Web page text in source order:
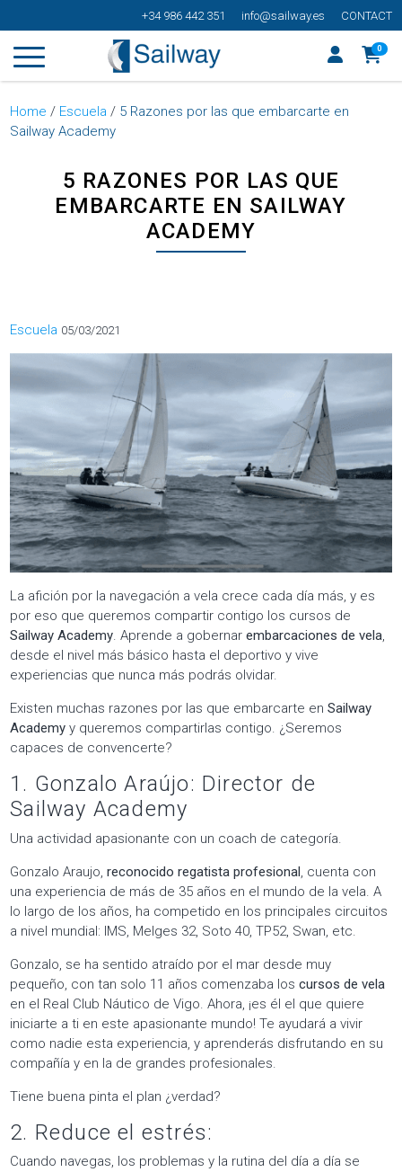
+34 986 442 351 info@sailway.es CONTACT
0
Home / Escuela / 5 Razones por las que embarcarte en
Sailway Academy
5 RAZONES POR LAS QUE
EMBARCARTE EN SAILWAY
ACADEMY
Categorías
Escuela 05/03/2021
La afición por la navegación a vela crece cada día más, y es
por eso que queremos compartir contigo los cursos de
Sailway Academy. Aprende a gobernarembarcaciones de vela,
desde el nivel más básico hasta el deportivo y vive
experiencias que nunca más podrás olvidar.
Existen muchas razones por las que embarcarte enSailway
Academy y queremos compartirlas contigo. ¿Seremos
capaces de convencerte?
1. Gonzalo Araújo: Director de
Sailway Academy
Una actividad apasionante con un coach de categoría.
Gonzalo Araujo,reconocido regatista profesional, cuenta con
una experiencia de más de 35 años en el mundo de la vela. A
lo largo de los años, ha competido en los principales circuitos
a nivel mundial: IMS, Melges 32, Soto 40, TP52, Swan, etc.
Gonzalo, se ha sentido atraído por el mar desde muy
pequeño, con tan solo 11 años comenzaba loscursos de vela
en el Real Club Náutico de Vigo. Ahora, ¡es él el que quiere
iniciarte a ti en este apasionante mundo! Te ayudará a vivir
como nadie esta experiencia, y aprenderás disfrutando en su
compañía y en la de grandes profesionales.
Tiene buena pinta el plan ¿verdad?
2. Reduce el estrés:
Cuando navegas, los problemas y la rutina del día a día se